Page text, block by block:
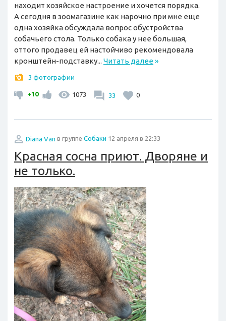
находит хозяйское настроение и хочется порядка.
А сегодня в зоомагазине как нарочно при мне еще
одна хозяйка обсуждала вопрос обустройства
собачьего стола. Только собака у нее большая,
оттого продавец ей настойчиво рекомендовала
кронштейн-подставку... Читать далее»
3 фотографии
+10 1073 33 0
Diana Van в группе Собаки 12 апреля в 22:33
Красная сосна приют. Дворяне и
не только.